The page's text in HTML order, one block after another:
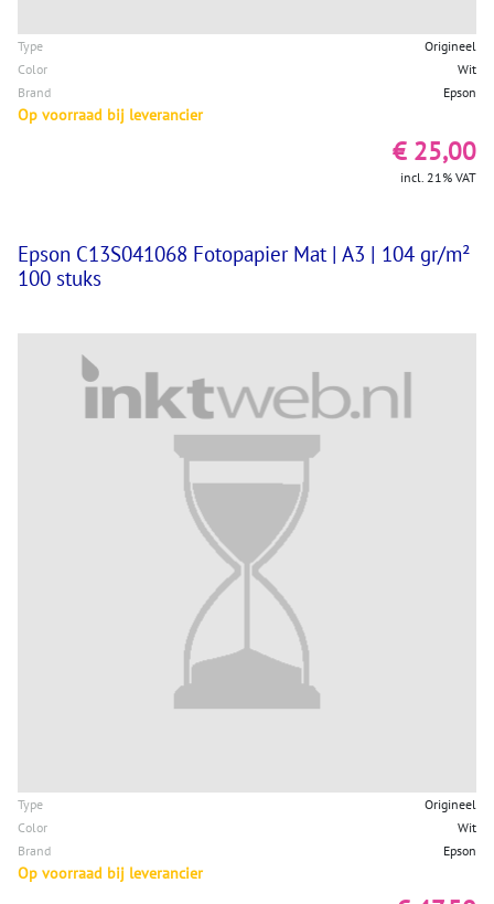
Type
Origineel
Color
Wit
Brand
Epson
Op voorraad bij leverancier
€ 25,00
incl. 21% VAT
Epson C13S041068 Fotopapier Mat | A3 | 104 gr/m²
100 stuks
Type
Origineel
Color
Wit
Brand
Epson
Op voorraad bij leverancier